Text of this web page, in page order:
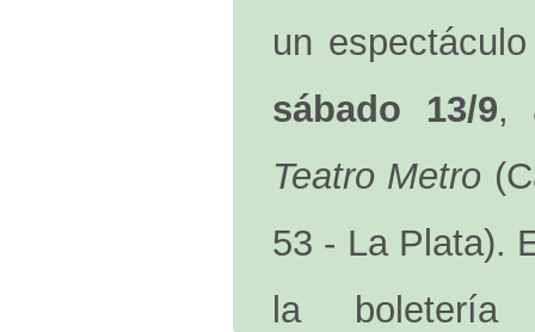
un
sábado 13/9,
Teatro Metro
53 - La Plata).
la